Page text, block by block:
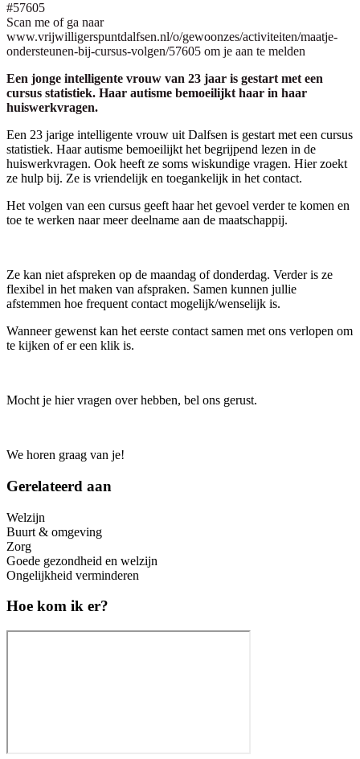
#57605
Scan me of ga naar
www.vrijwilligerspuntdalfsen.nl/o/gewoonzes/activiteiten/maatje-
ondersteunen-bij-cursus-volgen/57605 om je aan te melden
Een jonge intelligente vrouw van 23 jaar is gestart met een
cursus statistiek. Haar autisme bemoeilijkt haar in haar
huiswerkvragen.
Een 23 jarige intelligente vrouw uit Dalfsen is gestart met een cursus
statistiek. Haar autisme bemoeilijkt het begrijpend lezen in de
huiswerkvragen. Ook heeft ze soms wiskundige vragen. Hier zoekt
ze hulp bij. Ze is vriendelijk en toegankelijk in het contact.
Het volgen van een cursus geeft haar het gevoel verder te komen en
toe te werken naar meer deelname aan de maatschappij.
Ze kan niet afspreken op de maandag of donderdag. Verder is ze
flexibel in het maken van afspraken. Samen kunnen jullie
afstemmen hoe frequent contact mogelijk/wenselijk is.
Wanneer gewenst kan het eerste contact samen met ons verlopen om
te kijken of er een klik is.
Mocht je hier vragen over hebben, bel ons gerust.
We horen graag van je!
Gerelateerd aan
Welzijn
Buurt & omgeving
Zorg
Goede gezondheid en welzijn
Ongelijkheid verminderen
Hoe kom ik er?